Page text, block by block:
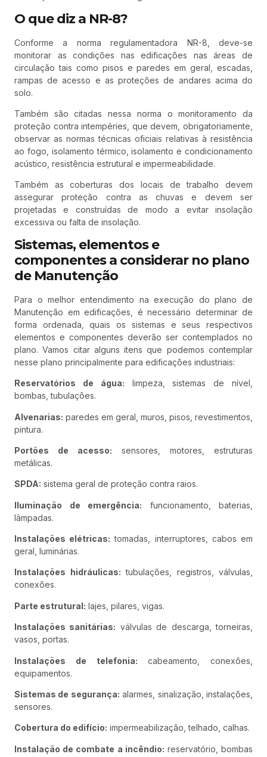
O que diz a NR-8?
Conforme a norma regulamentadora NR-8, deve-se
monitorar as condições nas edificações nas áreas de
circulação tais como pisos e paredes em geral, escadas,
rampas de acesso e as proteções de andares acima do
solo.
Também são citadas nessa norma o monitoramento da
proteção contra intempéries, que devem, obrigatoriamente,
observar as normas técnicas oficiais relativas à resistência
ao fogo, isolamento térmico, isolamento e condicionamento
acústico, resistência estrutural e impermeabilidade.
Também as coberturas dos locais de trabalho devem
assegurar proteção contra as chuvas e devem ser
projetadas e construídas de modo a evitar insolação
excessiva ou falta de insolação.
Sistemas, elementos e
componentes a considerar no plano
de Manutenção
Para o melhor entendimento na execução do plano de
Manutenção em edificações, é necessário determinar de
forma ordenada, quais os sistemas e seus respectivos
elementos e componentes deverão ser contemplados no
plano. Vamos citar alguns itens que podemos contemplar
nesse plano principalmente para edificações industriais:
Reservatórios de água: limpeza, sistemas de nível,
bombas, tubulações.
Alvenarias: paredes em geral, muros, pisos, revestimentos,
pintura.
Portões de acesso: sensores, motores, estruturas
metálicas.
SPDA: sistema geral de proteção contra raios.
Iluminação de emergência: funcionamento, baterias,
lâmpadas.
Instalações elétricas: tomadas, interruptores, cabos em
geral, luminárias.
Instalações hidráulicas: tubulações, registros, válvulas,
conexões.
Parte estrutural: lajes, pilares, vigas.
Instalações sanitárias: válvulas de descarga, torneiras,
vasos, portas.
Instalações de telefonia: cabeamento, conexões,
equipamentos.
Sistemas de segurança: alarmes, sinalização, instalações,
sensores.
Cobertura do edifício: impermeabilização, telhado, calhas.
Instalação de combate a incêndio: reservatório, bombas